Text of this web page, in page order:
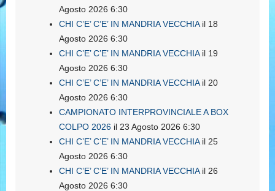
Agosto 2026 6:30
CHI C’E’ C’E’ IN MANDRIA VECCHIAil 18
Agosto 2026 6:30
CHI C’E’ C’E’ IN MANDRIA VECCHIAil 19
Agosto 2026 6:30
CHI C’E’ C’E’ IN MANDRIA VECCHIAil 20
Agosto 2026 6:30
CAMPIONATO INTERPROVINCIALE A BOX
COLPO 2026 il 23 Agosto 2026 6:30
CHI C’E’ C’E’ IN MANDRIA VECCHIAil 25
Agosto 2026 6:30
CHI C’E’ C’E’ IN MANDRIA VECCHIAil 26
Agosto 2026 6:30